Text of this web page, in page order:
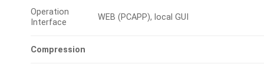
Operation
Interface
WEB (PCAPP), local GUI
Compression